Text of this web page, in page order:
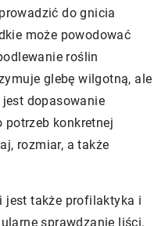
do gnicia
może powodować
roślin
glebę wilgotną, ale
dopasowanie
konkretnej
rozmiar, a także
jest także profilaktyka i
sprawdzanie liści,